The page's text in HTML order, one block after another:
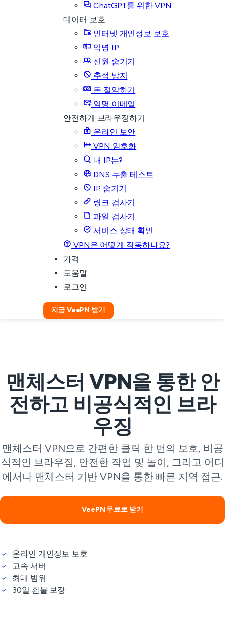
ChatGPT를 위한 VPN
데이터 보호
인터넷 개인정보 보호
익명 IP
신원 숨기기
추적 방지
돈 절약하기
익명 이메일
안전하게 브라우징하기
온라인 보안
VPN 암호화
내 IP는?
DNS 누출 테스트
IP 숨기기
링크 검사기
파일 검사기
서비스 상태 확인
VPN은 어떻게 작동하나요?
가격
도움말
로그인
지금 VeePN 받기
맨체스터 VPN을 통한 안
전하고 비공식적인 브라
우징
맨체스터 VPN으로 간편한 클릭 한 번의 보호, 비공
식적인 브라우징, 안전한 작업 및 놀이, 그리고 어디
에서나 맨체스터 기반 VPN을 통한 빠른 지역 접근.
VeePN 무료로 받기
온라인 개인정보 보호
고속 서버
최대 범위
30일 환불 보장